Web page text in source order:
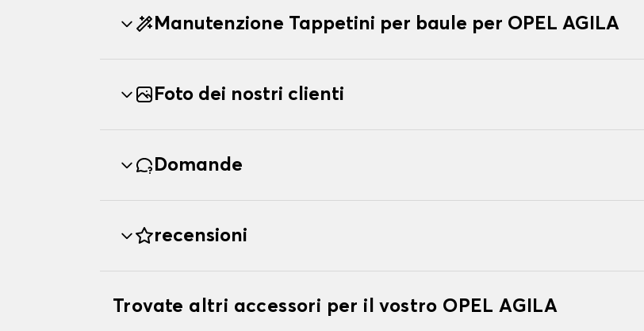
Manutenzione Tappetini per baule per OPEL AGILA
Foto dei nostri clienti
Domande
recensioni
Trovate altri accessori per il vostro OPEL AGILA